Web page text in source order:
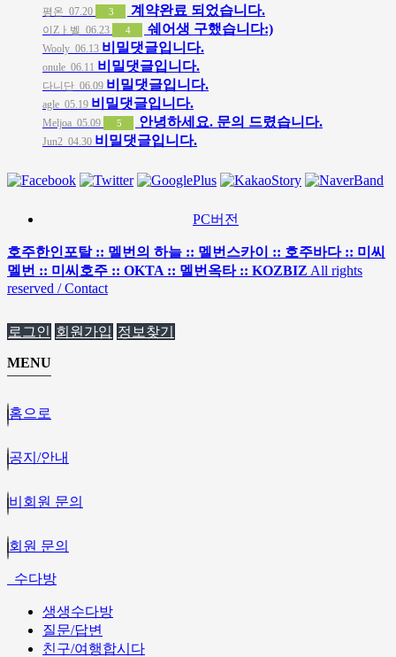
평온 07.20 3 계약완료 되었습니다.
이Zㅏ벨 06.23 4 쉐어생 구했습니다:)
Wooly 06.13 비밀댓글입니다.
onule 06.11 비밀댓글입니다.
다니단 06.09 비밀댓글입니다.
agle 05.19 비밀댓글입니다.
Meljoa 05.09 5 안녕하세요. 문의 드렸습니다.
Jun2 04.30 비밀댓글입니다.
PC버전
호주한인포탈 :: 멜번의 하늘 :: 멜번스카이 :: 호주바다 :: 미씨
멜번 :: 미씨호주 :: OKTA :: 멜번옥타 :: KOZBIZ All rights
reserved / Contact
로그인 회원가입 정보찾기
MENU
홈으로
공지/안내
비회원 문의
회원 문의
수다방
생생수다방
질문/답변
친구/여행합시다